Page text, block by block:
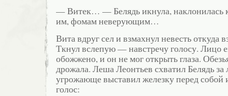
— Витек… — Белядь икнула,
им, фомам неверующим…
Вита вдруг сел и взмахнул невесть откуда
Ткнул вслепую — навстречу голосу. Лицо
обожжено, и он не мог открыть глаза.
дрожала. Леша Леонтьев схватил Белядь за
угрожающе выставил железку перед собой
голос: